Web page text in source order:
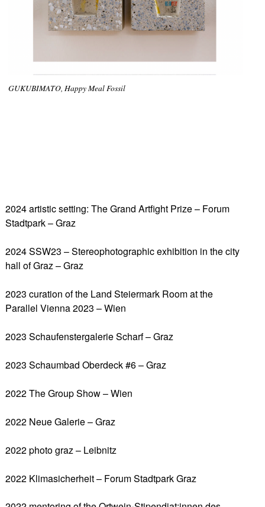
GUKUBIMATO, Happy Meal Fossil
2024 artistic setting: The Grand Artfight Prize – Forum
Stadtpark – Graz
2024 SSW23 – Stereophotographic exhibition in the city
hall of Graz – Graz
2023 curation of the Land Steiermark Room at the
Parallel Vienna 2023 – Wien
2023 Schaufenstergalerie Scharf – Graz
2023 Schaumbad Oberdeck #6 – Graz
2022 The Group Show – Wien
2022 Neue Galerie – Graz
2022 photo graz – Leibnitz
2022 Klimasicherheit – Forum Stadtpark Graz